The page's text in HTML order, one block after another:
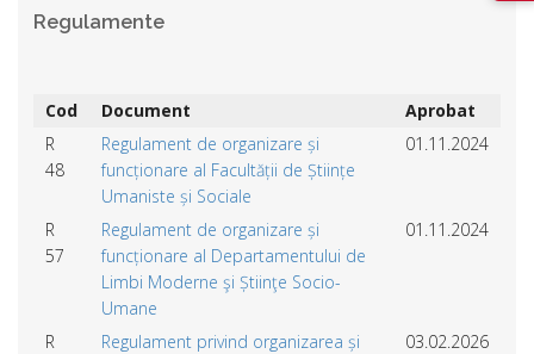
Regulamente
Cod Document
Aprobat
R
48
Regulament de organizare și
funcționare al Facultății de Științe
Umaniste și Sociale
01.11.2024
R
57
Regulament de organizare și
funcționare al Departamentului de
Limbi Moderne şi Știinţe Socio-
Umane
01.11.2024
R
Regulament privind organizarea și
03.02.2026